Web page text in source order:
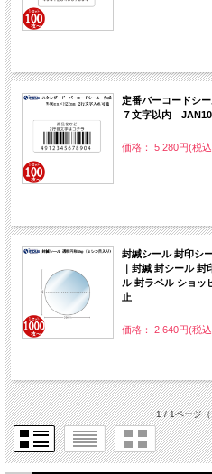
定番バーコードシ
７文字以内
価格： 5,280円(税
封緘シール 封印シ
｜封緘 封シール
ル 封ラベル ショッ
止
価格： 2,640円(税
1 / 1ページ